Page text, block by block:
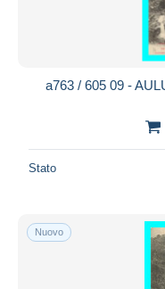
a763 / 605 09 -
Stato
Nuovo